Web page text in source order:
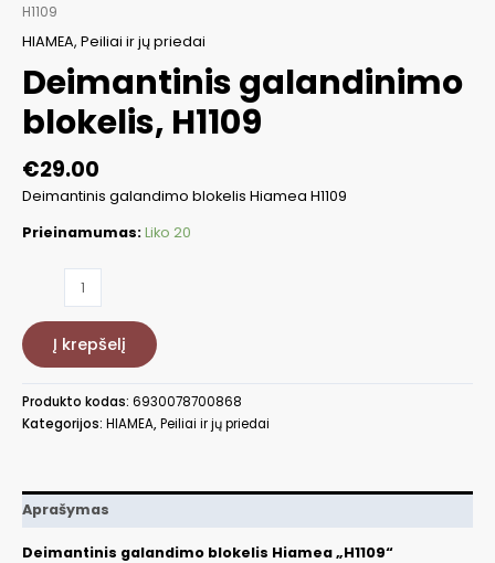
H1109
HIAMEA, Peiliai ir jų priedai
Deimantinis galandinimo
blokelis, H1109
€29.00
Deimantinis galandimo blokelis Hiamea H1109
Prieinamumas:Liko 20
Deimantinis
galandinimo
blokelis,
Į krepšelį
Produkto kodas: 6930078700868
Kategorijos: HIAMEA,Peiliai ir jų priedai
Aprašymas
Deimantinis galandimo blokelis Hiamea „H1109“